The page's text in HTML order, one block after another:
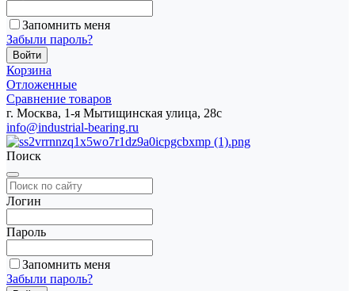
Запомнить меня
Забыли пароль?
Корзина
Отложенные
Сравнение товаров
г. Москва, 1-я Мытищинская улица, 28с
info@industrial-bearing.ru
Поиск
Логин
Пароль
Запомнить меня
Забыли пароль?